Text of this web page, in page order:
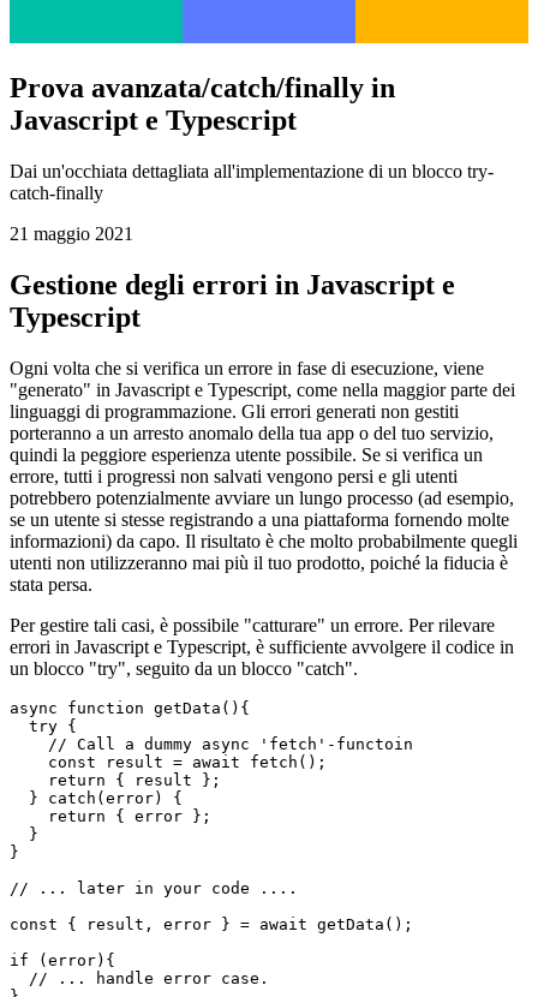
Javascript e Typescript
Dai un'occhiata dettagliata all'implementazione di un blocco try-
21 maggio 2021
Typescript
Ogni volta che si verifica un errore in fase di esecuzione, viene
"generato" in Javascript e Typescript, come nella maggior parte dei
linguaggi di programmazione. Gli errori generati non gestiti
porteranno a un arresto anomalo della tua app o del tuo servizio,
quindi la peggiore esperienza utente possibile. Se si verifica un
errore, tutti i progressi non salvati vengono persi e gli utenti
potrebbero potenzialmente avviare un lungo processo (ad esempio,
se un utente si stesse registrando a una piattaforma fornendo molte
utenti non utilizzeranno mai più il tuo prodotto, poiché la fiducia è
stata persa.
errori in Javascript e Typescript, è sufficiente avvolgere il codice in
un blocco "try", seguito da un blocco "catch".
async function getData(){
  try {
    // Call a dummy async 'fetch'-functoin
    const result = await fetch();
    return { result };
  } catch(error) {
    return { error };
  }
}
// ... later in your code ....
const { result, error } = await getData();